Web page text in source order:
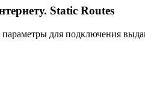
Static Routes
параметры для подключения